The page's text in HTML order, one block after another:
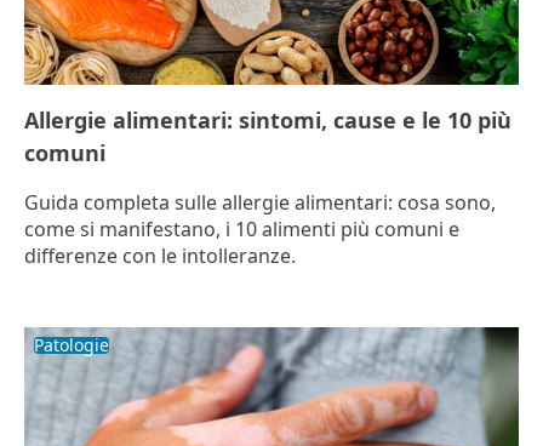
Allergie alimentari: sintomi, cause e le 10 più
comuni
Guida completa sulle allergie alimentari: cosa sono,
come si manifestano, i 10 alimenti più comuni e
differenze con le intolleranze.
Patologie